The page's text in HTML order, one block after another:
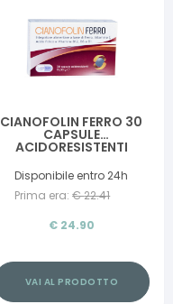
CIANOFOLIN FERRO 30
CAPSULE
ACIDORESISTENTI
Disponibile entro 24h
Prima era: €22.41
€ 24.90
VAI AL PRODOTTO